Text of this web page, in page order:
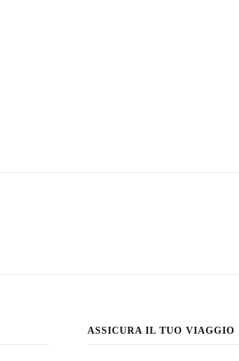
ASSICURA IL TUO VIAGGIO